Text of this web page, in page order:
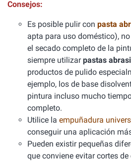
Consejos:
Es posible pulir con pasta
apta para uso doméstico),
el secado completo de la
siempre utilizarpastas
productos de pulido
ejemplo, los de base
pintura incluso mucho
completo.
Utilice la empuñadura
conseguir una aplicación
Pueden existir pequeñas
que conviene evitar cortes